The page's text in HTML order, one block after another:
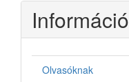
Információ
Olvasóknak